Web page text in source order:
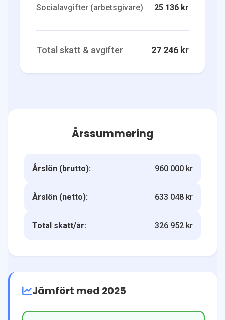
Socialavgifter (arbetsgivare) 25 136 kr
Total skatt & avgifter 27 246 kr
Årssummering
Årslön (brutto): 960 000 kr
Årslön (netto): 633 048 kr
Total skatt/år: 326 952 kr
Jämfört med 2025